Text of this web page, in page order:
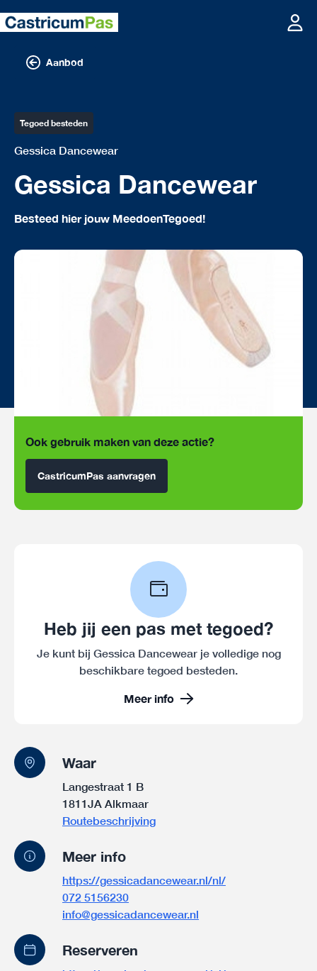
Aanbod
Tegoed besteden
Gessica Dancewear
Gessica Dancewear
Besteed hier jouw MeedoenTegoed!
Ook gebruik maken van deze actie?
CastricumPas aanvragen
Heb jij een pas met tegoed?
Je kunt bij Gessica Dancewear je volledige nog
beschikbare tegoed besteden.
Meer info
Waar
Langestraat 1 B
1811JA Alkmaar
Routebeschrijving
Meer info
https://gessicadancewear.nl/nl/
072 5156230
info@gessicadancewear.nl
Reserveren